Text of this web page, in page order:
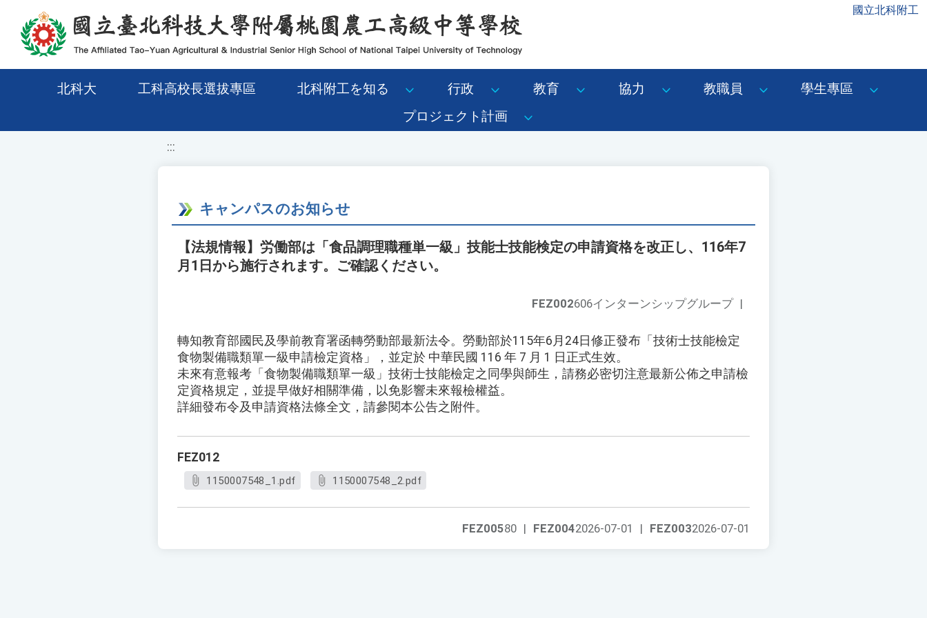
移至網頁之主要內容區位置 國立北科附工
北科大 工科高校長選拔專區 北科附工を知る 行政 教育 協力 教職員
學生專區
プロジェクト計画
:::
キャンパスのお知らせ
【法規情報】労働部は「食品調理職種単一級」技能士技能検定の申請資格を改正し、116年7
月1日から施行されます。ご確認ください。
FEZ002606インターンシップグループ |
轉知教育部國民及學前教育署函轉勞動部最新法令。勞動部於115年6月24日修正發布「技術士技能檢定
食物製備職類單一級申請檢定資格」，並定於 中華民國 116 年 7 月 1 日正式生效。
未來有意報考「食物製備職類單一級」技術士技能檢定之同學與師生，請務必密切注意最新公佈之申請檢
定資格規定，並提早做好相關準備，以免影響未來報檢權益。
詳細發布令及申請資格法條全文，請參閱本公告之附件。
FEZ012
1150007548_1.pdf 1150007548_2.pdf
FEZ0032026-07-01
FEZ0042026-07-01 |
FEZ00580 |